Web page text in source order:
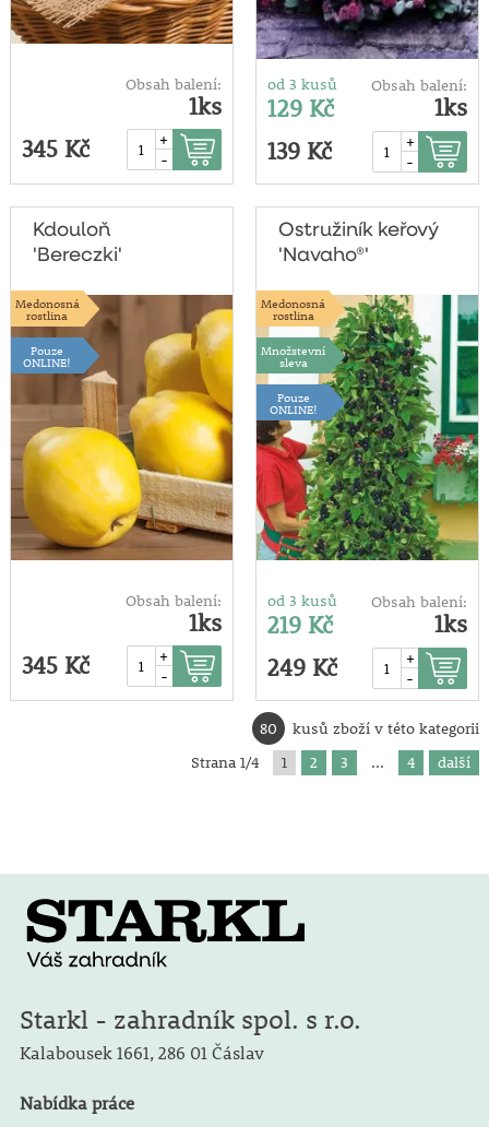
Obsah balení:
1ks
345 Kč
+
-
od 3 kusů
129 Kč
Obsah balení:
1ks
139 Kč
+
-
Kdouloň
'Bereczki'
Medonosná
rostlina
Pouze
ONLINE!
Obsah balení:
1ks
345 Kč
+
-
Ostružiník keřový
'Navaho®'
Medonosná
rostlina
Množstevní
sleva
Pouze
ONLINE!
od 3 kusů
219 Kč
Obsah balení:
1ks
249 Kč
+
-
80
kusů zboží v této kategorii
Strana 1/4
1 2 3 ... 4 další
Starkl - zahradník spol. s r.o.
Kalabousek 1661, 286 01 Čáslav
Nabídka práce